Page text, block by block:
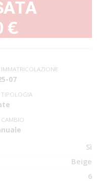
€
IMMATRICOLAZIONE
07
TIPOLOGIA
CAMBIO
Sì
Beige
6